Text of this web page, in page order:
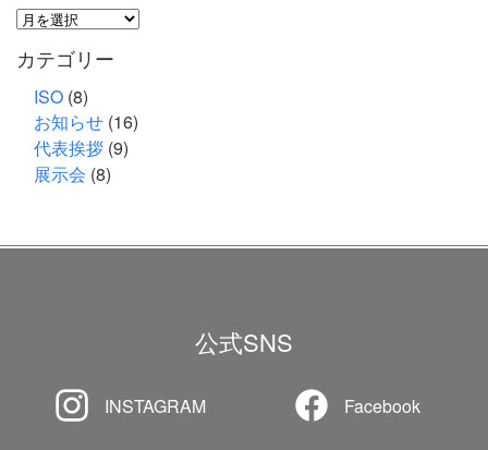
ア
カ
カテゴリー
ISO (8)
お知らせ (16)
代表挨拶 (9)
展示会 (8)
公式SNS
INSTAGRAM Facebook